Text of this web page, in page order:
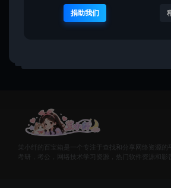
茉小纤的百宝箱是一个专注于查找和分享网络资源的
考研，考公，网络技术学习资源，热门软件资源和影
捐助我们